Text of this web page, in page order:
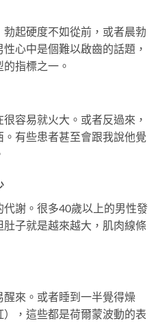
起硬度不如從前，或者晨勃
心中是個難以啟齒的話題，
指標之一。
容易就火大。或者反過來，
有些患者甚至會跟我說他覺
謝。很多40歲以上的男性發
子就是越來越大，肌肉線條
來。或者睡到一半覺得燥
，這些都是荷爾蒙波動的表